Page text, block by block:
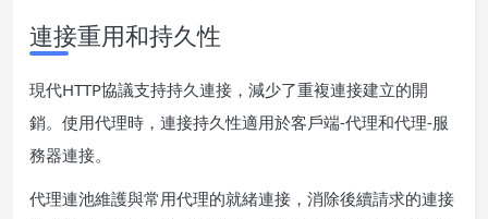
連接重用和持久性
現代HTTP協議支持持久連接，減少了重複連接建立的開
銷。使用代理時，連接持久性適用於客戶端-代理和代理-服
務器連接。
代理連池維護與常用代理的就緒連接，消除後續請求的連接